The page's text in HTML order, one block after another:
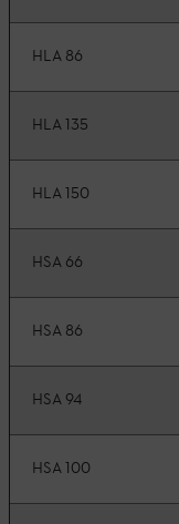
HLA 86
HLA 135
HLA 150
HSA 66
HSA 86
HSA 94
HSA 100